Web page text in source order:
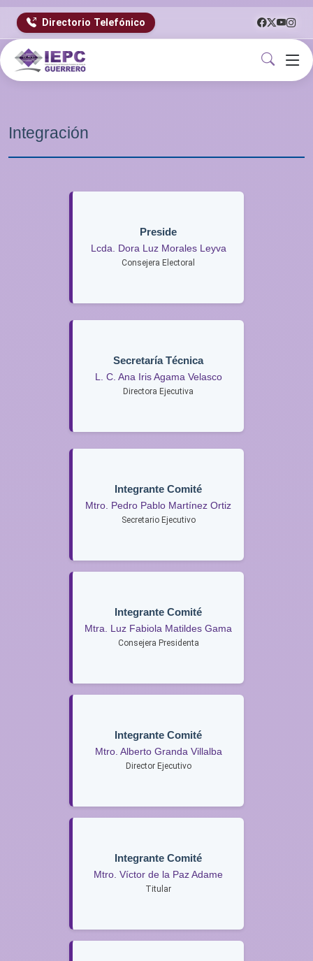
Directorio Telefónico
Integración
Preside
Lcda. Dora Luz Morales Leyva
Consejera Electoral
Secretaría Técnica
L. C. Ana Iris Agama Velasco
Directora Ejecutiva
Integrante Comité
Mtro. Pedro Pablo Martínez Ortiz
Secretario Ejecutivo
Integrante Comité
Mtra. Luz Fabiola Matildes Gama
Consejera Presidenta
Integrante Comité
Mtro. Alberto Granda Villalba
Director Ejecutivo
Integrante Comité
Mtro. Víctor de la Paz Adame
Titular